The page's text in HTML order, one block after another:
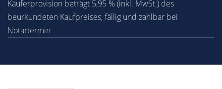
Käuferprovision beträgt 5,95 % (inkl. MwSt.) des
beurkundeten Kaufpreises, fällig und zahlbar bei
Notartermin